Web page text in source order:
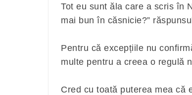
Tot eu sunt ăla care a scris în
mai bun în căsnicie?”
Pentru că excepțiile nu
multe pentru a creea o regulă
Cred cu toată puterea mea că